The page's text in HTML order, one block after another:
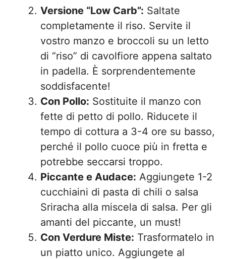
Versione “Low Carb”: Saltate
completamente il riso. Servite il
vostro manzo e broccoli su un letto
di “riso” di cavolfiore appena saltato
in padella. È sorprendentemente
soddisfacente!
Con Pollo: Sostituite il manzo con
fette di petto di pollo. Riducete il
tempo di cottura a 3-4 ore su basso,
perché il pollo cuoce più in fretta e
potrebbe seccarsi troppo.
Piccante e Audace: Aggiungete 1-2
cucchiaini di pasta di chili o salsa
Sriracha alla miscela di salsa. Per gli
amanti del piccante, un must!
Con Verdure Miste: Trasformatelo in
un piatto unico. Aggiungete al